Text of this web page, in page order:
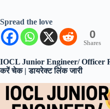
Spread the love
0
Shares
IOCL Junior Engineer/ Officer
करें चेक | डायरेक्ट लिंक जारी